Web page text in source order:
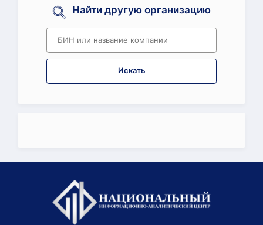
Найти другую организацию
Искать